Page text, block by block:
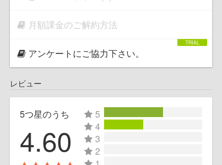
月額課金のご解約方法
アンケートにご協力下さい。
レビュー
5つ星のうち
4.60
5
4
3
2